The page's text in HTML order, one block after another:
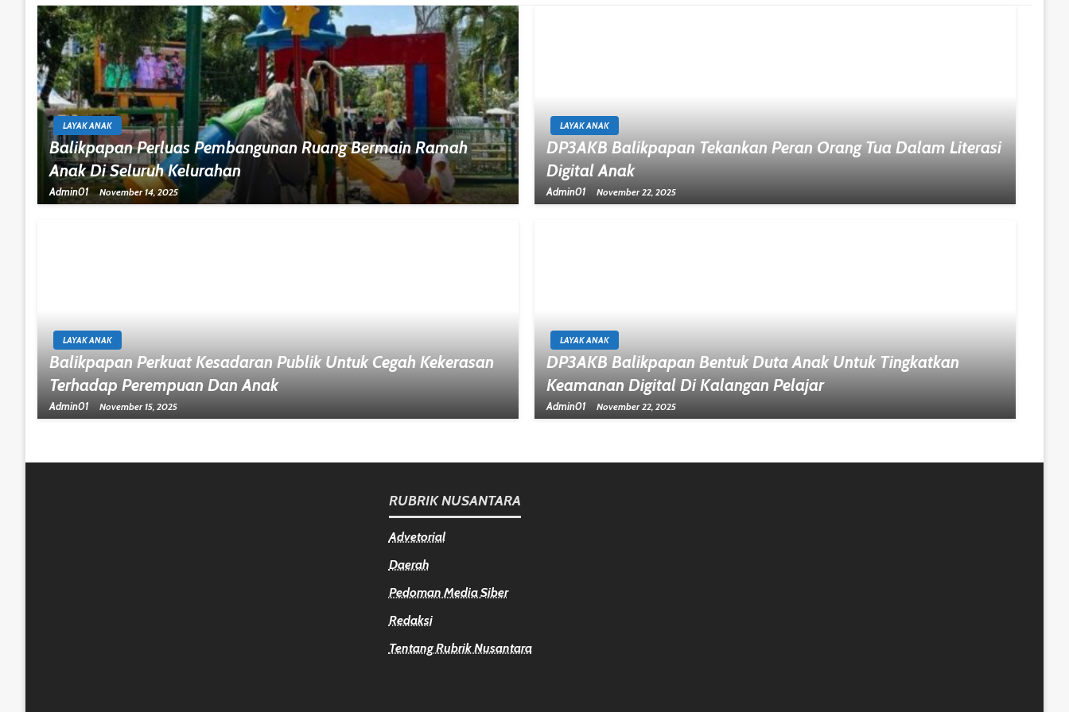
LAYAK ANAK
Balikpapan Perluas Pembangunan Ruang Bermain Ramah
Anak Di Seluruh Kelurahan
Admin01 November 14, 2025
LAYAK ANAK
DP3AKB Balikpapan Tekankan Peran Orang Tua Dalam Literasi
Digital Anak
Admin01 November 22, 2025
LAYAK ANAK
Balikpapan Perkuat Kesadaran Publik Untuk Cegah Kekerasan
Terhadap Perempuan Dan Anak
Admin01 November 15, 2025
LAYAK ANAK
DP3AKB Balikpapan Bentuk Duta Anak Untuk Tingkatkan
Keamanan Digital Di Kalangan Pelajar
Admin01 November 22, 2025
RUBRIK NUSANTARA
Advetorial
Daerah
Pedoman Media Siber
Redaksi
Tentang Rubrik Nusantara